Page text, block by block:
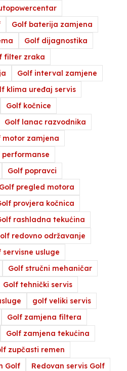
Golf baterija zamjena
Golf dijagnostika
filter zraka
Golf interval zamjene
klima uređaj servis
Golf kočnice
Golf lanac razvodnika
motor zamjena
performanse
Golf popravci
Golf pregled motora
provjera kočnica
rashladna tekućina
redovno održavanje
servisne usluge
Golf stručni mehaničar
Golf tehnički servis
golf veliki servis
Golf zamjena filtera
Golf zamjena tekućina
zupčasti remen
Golf
Redovan servis Golf